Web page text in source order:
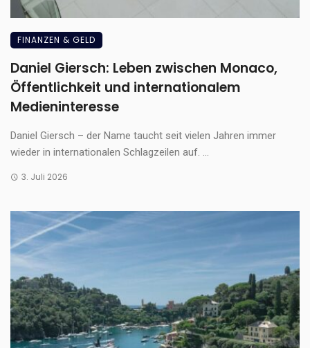
FINANZEN & GELD
Daniel Giersch: Leben zwischen Monaco,
Öffentlichkeit und internationalem
Medieninteresse
Daniel Giersch – der Name taucht seit vielen Jahren immer
wieder in internationalen Schlagzeilen auf. ...
3. Juli 2026